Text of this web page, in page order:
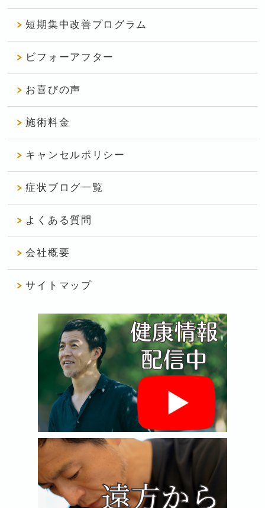
短期集中改善プログラム
ビフォーアフター
お喜びの声
施術料金
キャンセルポリシー
症状ブログ一覧
よくある質問
会社概要
サイトマップ